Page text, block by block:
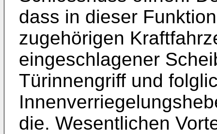
dass in dieser
zugehörigen
eingeschlagener
Türinnengriff und
die. Wesentlichen